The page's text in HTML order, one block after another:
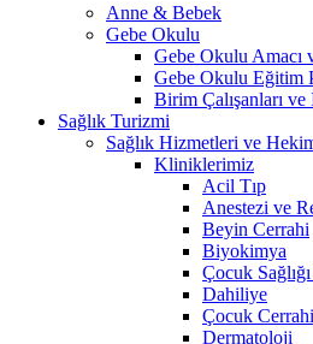
Anne & Bebek
Gebe Okulu
Gebe Okulu Amacı
Gebe Okulu Eğitim
Birim Çalışanları
Sağlık Turizmi
Sağlık Hizmetleri ve
Kliniklerimiz
Acil Tıp
Anestezi ve
Beyin Cerrahi
Biyokimya
Çocuk
Dahiliye
Çocuk Cerrahi
Dermatoloji